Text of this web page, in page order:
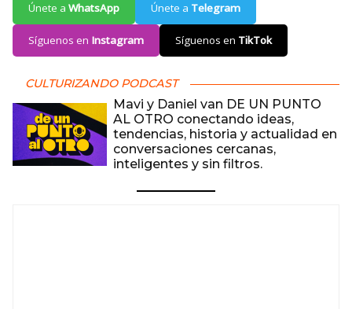
Únete a WhatsApp Únete a Telegram
Síguenos en Instagram Síguenos en TikTok
CULTURIZANDO PODCAST
Mavi y Daniel van DE UN PUNTO
AL OTRO conectando ideas,
tendencias, historia y actualidad en
conversaciones cercanas,
inteligentes y sin filtros.